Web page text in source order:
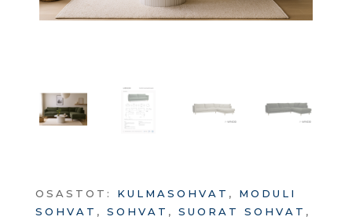
OSASTOT: KULMASOHVAT , MODULI
SOHVAT , SOHVAT , SUORAT SOHVAT ,